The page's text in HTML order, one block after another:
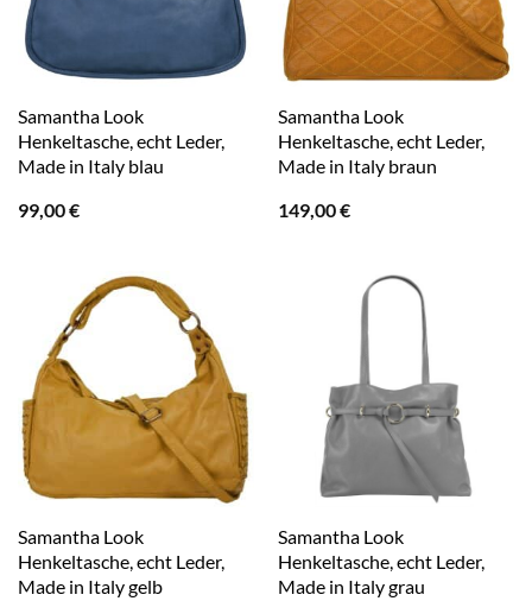
Samantha Look
Henkeltasche, echt Leder,
Made in Italy blau
99,00€
Samantha Look
Henkeltasche, echt Leder,
Made in Italy braun
149,00€
Samantha Look
Henkeltasche, echt Leder,
Made in Italy gelb
Samantha Look
Henkeltasche, echt Leder,
Made in Italy grau